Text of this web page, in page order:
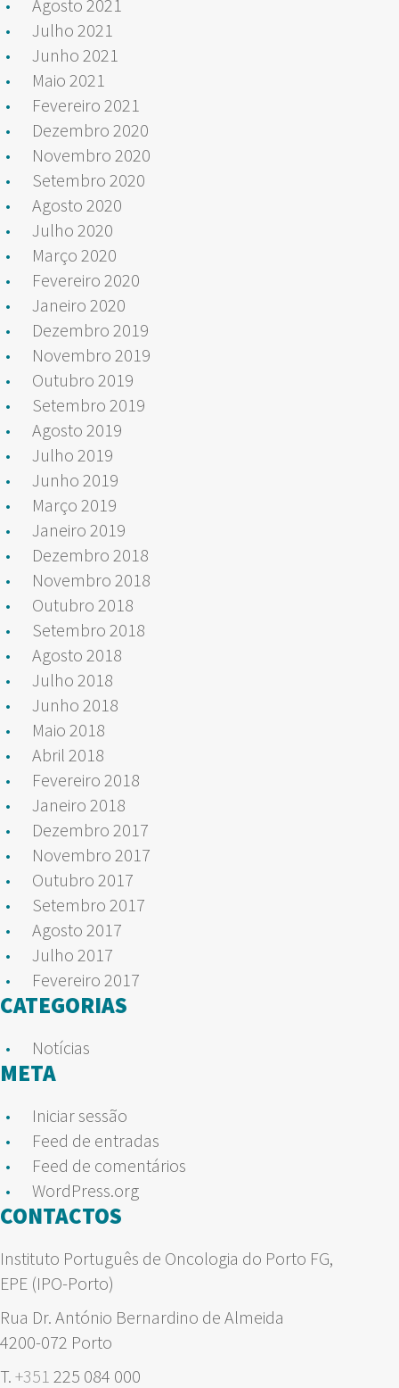
Agosto 2021
Julho 2021
Junho 2021
Maio 2021
Fevereiro 2021
Dezembro 2020
Novembro 2020
Setembro 2020
Agosto 2020
Julho 2020
Março 2020
Fevereiro 2020
Janeiro 2020
Dezembro 2019
Novembro 2019
Outubro 2019
Setembro 2019
Agosto 2019
Julho 2019
Junho 2019
Março 2019
Janeiro 2019
Dezembro 2018
Novembro 2018
Outubro 2018
Setembro 2018
Agosto 2018
Julho 2018
Junho 2018
Maio 2018
Abril 2018
Fevereiro 2018
Janeiro 2018
Dezembro 2017
Novembro 2017
Outubro 2017
Setembro 2017
Agosto 2017
Julho 2017
Fevereiro 2017
CATEGORIAS
Notícias
META
Iniciar sessão
Feed de entradas
Feed de comentários
WordPress.org
CONTACTOS
Instituto Português de Oncologia do Porto FG,
EPE (IPO-Porto)
Rua Dr. António Bernardino de Almeida
4200-072 Porto
T. +351 225 084 000